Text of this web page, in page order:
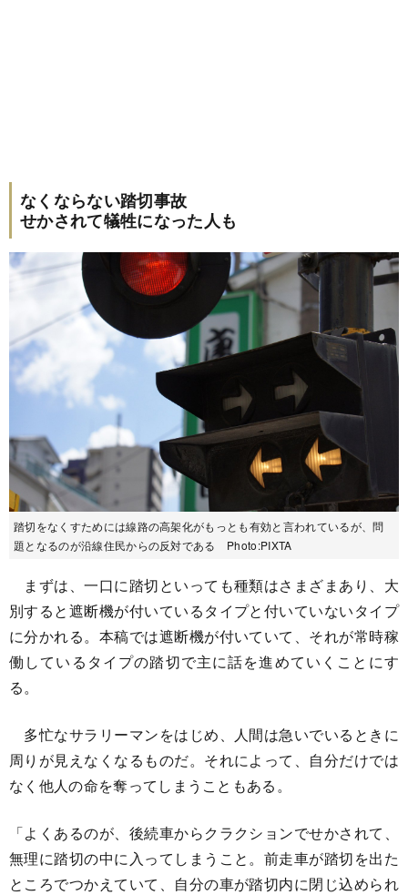
なくならない踏切事故
せかされて犠牲になった人も
踏切をなくすためには線路の高架化がもっとも有効と言われているが、問
題となるのが沿線住民からの反対である Photo:PIXTA
まずは、一口に踏切といっても種類はさまざまあり、大
別すると遮断機が付いているタイプと付いていないタイプ
に分かれる。本稿では遮断機が付いていて、それが常時稼
働しているタイプの踏切で主に話を進めていくことにす
る。
多忙なサラリーマンをはじめ、人間は急いでいるときに
周りが見えなくなるものだ。それによって、自分だけでは
なく他人の命を奪ってしまうこともある。
「よくあるのが、後続車からクラクションでせかされて、
無理に踏切の中に入ってしまうこと。前走車が踏切を出た
ところでつかえていて、自分の車が踏切内に閉じ込められ